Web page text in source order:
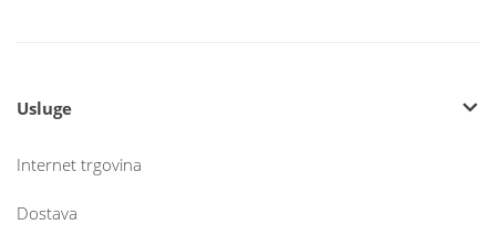
Usluge
Internet trgovina
Dostava